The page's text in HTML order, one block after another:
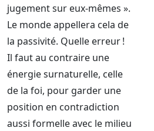
jugement sur eux-mêmes ».
Le monde appellera cela de
la passivité. Quelle erreur !
Il faut au contraire une
énergie surnaturelle, celle
de la foi, pour garder une
position en contradiction
aussi formelle avec le milieu